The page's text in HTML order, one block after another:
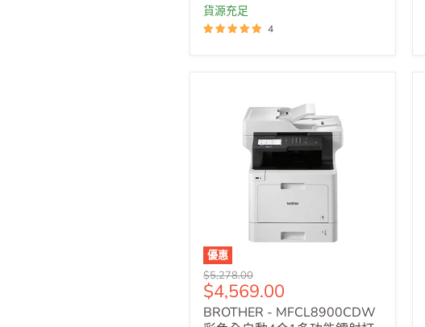
貨源充足
4
優惠
原
價
$5,278.00
售
價
$4,569.00
BROTHER - MFCL8900CDW